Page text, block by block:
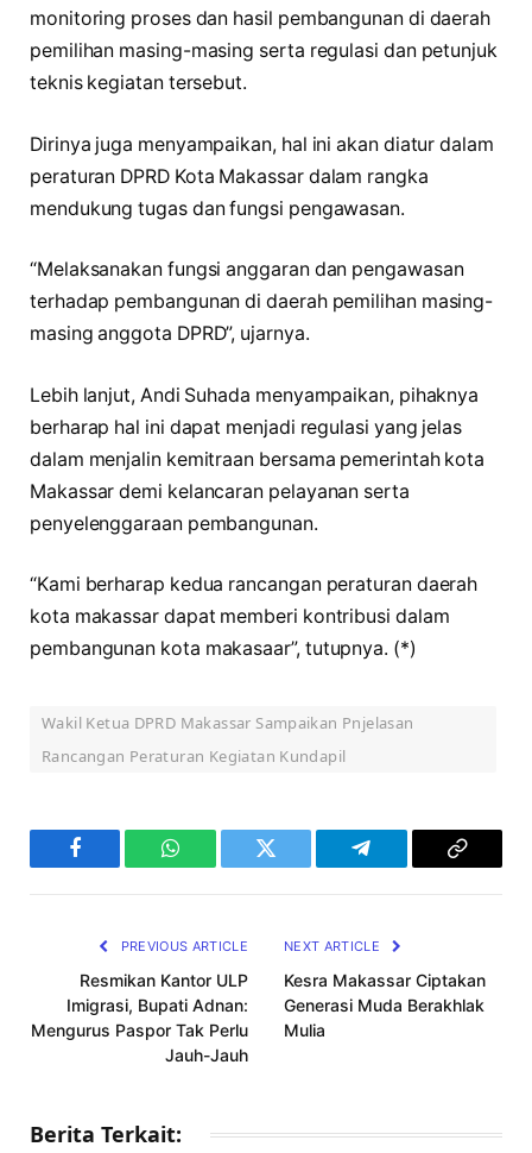
monitoring proses dan hasil pembangunan di daerah
pemilihan masing-masing serta regulasi dan petunjuk
teknis kegiatan tersebut.
Dirinya juga menyampaikan, hal ini akan diatur dalam
peraturan DPRD Kota Makassar dalam rangka
mendukung tugas dan fungsi pengawasan.
“Melaksanakan fungsi anggaran dan pengawasan
terhadap pembangunan di daerah pemilihan masing-
masing anggota DPRD”, ujarnya.
Lebih lanjut, Andi Suhada menyampaikan, pihaknya
berharap hal ini dapat menjadi regulasi yang jelas
dalam menjalin kemitraan bersama pemerintah kota
Makassar demi kelancaran pelayanan serta
penyelenggaraan pembangunan.
“Kami berharap kedua rancangan peraturan daerah
kota makassar dapat memberi kontribusi dalam
pembangunan kota makasaar”, tutupnya. (*)
Wakil Ketua DPRD Makassar Sampaikan Pnjelasan
Rancangan Peraturan Kegiatan Kundapil
Facebook WhatsAppTwitter Telegram
Copy
PREVIOUS ARTICLE
Resmikan Kantor ULP
Imigrasi, Bupati Adnan:
Mengurus Paspor Tak Perlu
Jauh-Jauh
NEXT ARTICLE
Kesra Makassar Ciptakan
Generasi Muda Berakhlak
Mulia
Berita Terkait: